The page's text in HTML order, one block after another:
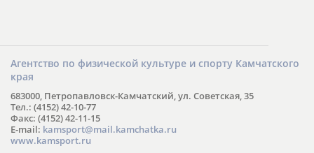
Агентство по физической культуре и спорту Камчатского
края
683000, Петропавловск-Камчатский, ул. Советская, 35
Тел.: (4152) 42-10-77
Факс: (4152) 42-11-15
E-mail: kamsport@mail.kamchatka.ru
www.kamsport.ru